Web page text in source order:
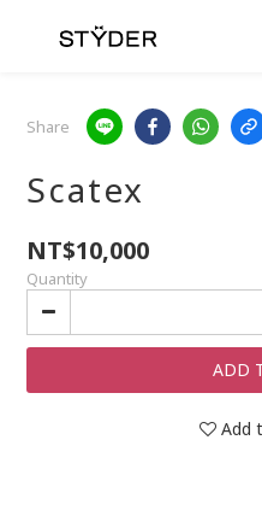
Share
Scatex
NT$10,000
Quantity
ADD
Add